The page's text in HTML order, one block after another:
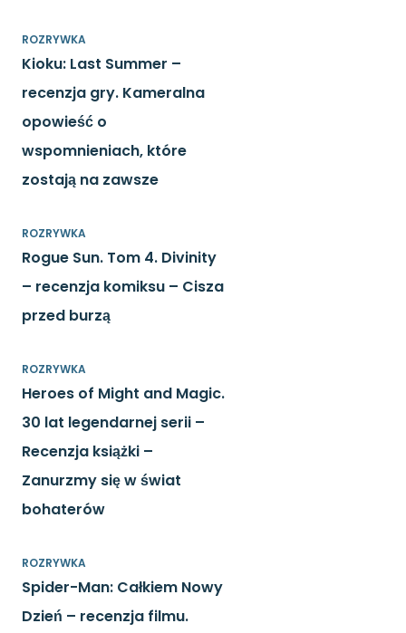
ROZRYWKA
Kioku: Last Summer –
recenzja gry. Kameralna
opowieść o
wspomnieniach, które
zostają na zawsze
ROZRYWKA
Rogue Sun. Tom 4. Divinity
– recenzja komiksu – Cisza
przed burzą
ROZRYWKA
Heroes of Might and Magic.
30 lat legendarnej serii –
Recenzja książki –
Zanurzmy się w świat
bohaterów
ROZRYWKA
Spider-Man: Całkiem Nowy
Dzień – recenzja filmu.